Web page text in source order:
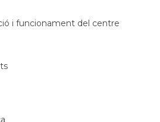
i funcionament del centre